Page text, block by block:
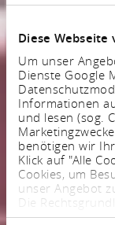
Diese Webseite
Um unser
Dienste Google
Informationen
und lesen (sog.
benötigen wir
Klick auf "Alle
Cookies, um
unser Angebot
Die
die